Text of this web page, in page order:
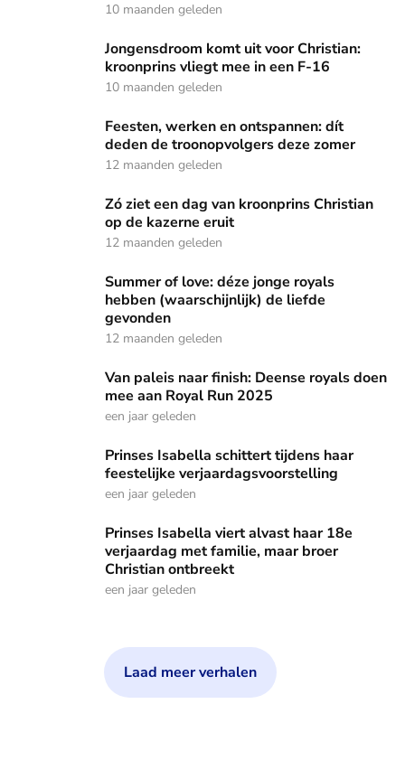
10 maanden geleden
Jongensdroom komt uit voor Christian: kroonprins vliegt
Jongensdroom komt uit voor Christian:
kroonprins vliegt mee in een F-16
10 maanden geleden
Feesten, werken en ontspannen: dít deden de
Feesten, werken en ontspannen: dít
deden de troonopvolgers deze zomer
12 maanden geleden
Zó ziet een dag van kroonprins Christian op de kazerne eruit
Zó ziet een dag van kroonprins Christian
op de kazerne eruit
12 maanden geleden
Summer of love: déze jonge royals hebben (waarschijnlijk)
Summer of love: déze jonge royals
hebben (waarschijnlijk) de liefde
gevonden
12 maanden geleden
Van paleis naar finish: Deense royals doen mee aan Royal
Van paleis naar finish: Deense royals doen
mee aan Royal Run 2025
een jaar geleden
Prinses Isabella schittert tijdens haar feestelijke
Prinses Isabella schittert tijdens haar
feestelijke verjaardagsvoorstelling
een jaar geleden
Prinses Isabella viert alvast haar 18e verjaardag met
Prinses Isabella viert alvast haar 18e
verjaardag met familie, maar broer
Christian ontbreekt
een jaar geleden
Laad meer verhalen